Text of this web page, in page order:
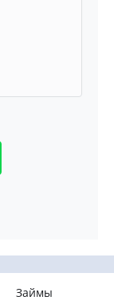
Займы